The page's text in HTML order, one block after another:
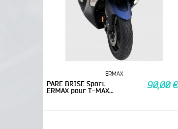
ERMAX
PARE BRISE Sport
ERMAX pour T-MAX...
90,00 €